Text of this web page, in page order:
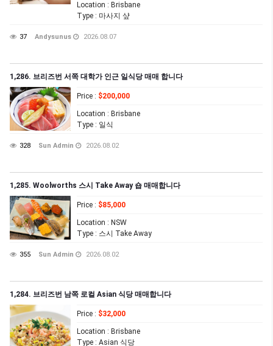
Location : Brisbane
Type : 마사지 샾
37 Andysunus 2026.08.07
1,286. 브리즈번 서쪽 대학가 인근 일식당 매매 합니다
Price : $200,000
Location : Brisbane
Type : 일식
328 Sun Admin 2026.08.02
1,285. Woolworths 스시 Take Away 숍 매매합니다
Price : $85,000
Location : NSW
Type : 스시 Take Away
355 Sun Admin 2026.08.02
1,284. 브리즈번 남쪽 로컬 Asian 식당 매매합니다
Price : $32,000
Location : Brisbane
Type : Asian 식당